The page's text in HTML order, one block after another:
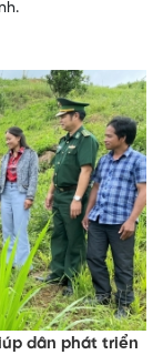
dân phát triển